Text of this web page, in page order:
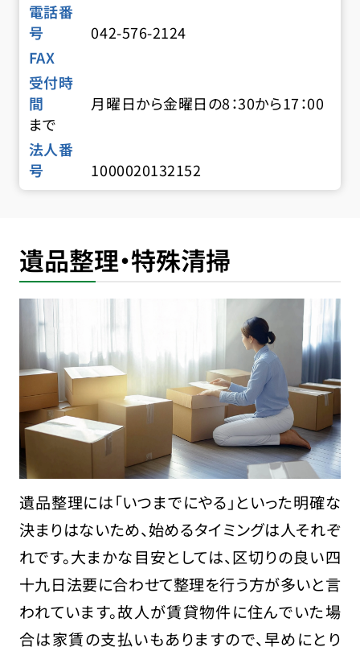
電話番
号
042-576-2124
FAX
受付時
間
月曜日から金曜日の8：30から17：00
まで
法人番
号
1000020132152
遺品整理・特殊清掃
遺品整理には「いつまでにやる」といった明確な
決まりはないため、始めるタイミングは人それぞ
れです。大まかな目安としては、区切りの良い四
十九日法要に合わせて整理を行う方が多いと言
われています。故人が賃貸物件に住んでいた場
合は家賃の支払いもありますので、早めにとり